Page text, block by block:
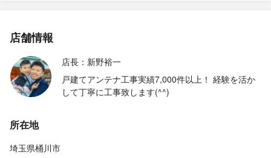
店舗情報
店長：新野裕一
戸建てアンテナ工事実績7,000件以上！ 経験を活か
して丁寧に工事致します(^^)
所在地
埼玉県桶川市